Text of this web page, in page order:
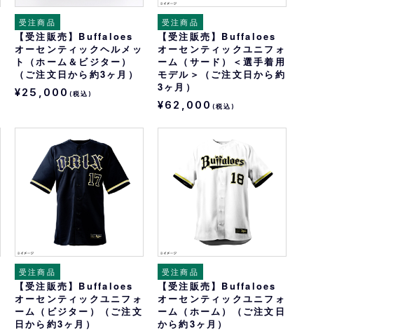
受注商品
【受注販売】Buffaloes
オーセンティックヘルメッ
ト（ホーム＆ビジター）
（ご注文日から約3ヶ月）
¥25,000 (税込)
受注商品
【受注販売】Buffaloes
オーセンティックユニフォ
ーム（サード）＜選手着用
モデル＞（ご注文日から約
3ヶ月）
¥62,000 (税込)
受注商品
【受注販売】Buffaloes
オーセンティックユニフォ
ーム（ビジター）（ご注文
日から約3ヶ月）
受注商品
【受注販売】Buffaloes
オーセンティックユニフォ
ーム（ホーム）（ご注文日
から約3ヶ月）